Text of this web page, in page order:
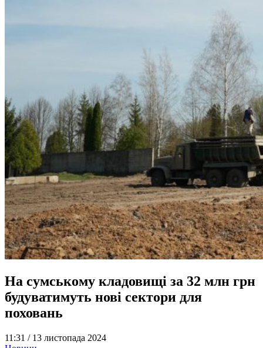
На сумському кладовищі за 32 млн грн
будуватимуть нові сектори для
поховань
11:31 / 13 листопада 2024